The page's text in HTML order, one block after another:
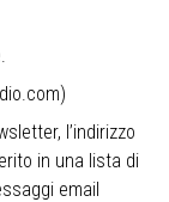
l’indirizzo
in una lista di
email